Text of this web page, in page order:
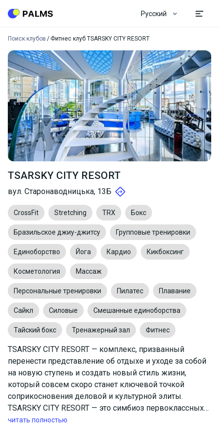
Русский
Поиск клубов Фитнес клуб TSARSKY CITY RESORT
TSARSKY CITY RESORT
вул. Старонаводницька, 13Б
CrossFit Stretching TRX Бокс
Бразильское джиу-джитсу Групповые тренировки
Единоборство Йога Кардио Кикбоксинг
Косметология Массаж
Персональные тренировки Пилатес Плавание
Сайкл Силовые Смешанные единоборства
Тайский бокс Тренажерный зал Фитнес
TSARSKY CITY RESORT — комплекс, призванный
перенести представление об отдыхе и уходе за собой
на новую ступень и создать новый стиль жизни,
который совсем скоро станет ключевой точкой
соприкосновения деловой и культурной элиты.
TSARSKY CITY RESORT — это симбиоз первоклассных
мировых курортов и самых востребованных фитнес-
читать полностью